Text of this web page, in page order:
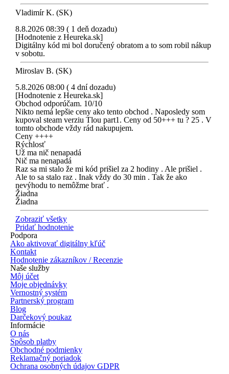
Vladimír K. (SK)
8.8.2026 08:39 ( 1 deň dozadu)
[Hodnotenie z Heureka.sk]
Digitálny kód mi bol doručený obratom a to som robil nákup
v sobotu.
Miroslav B. (SK)
5.8.2026 08:00 ( 4 dní dozadu)
[Hodnotenie z Heureka.sk]
Obchod odporúčam. 10/10
Nikto nemá lepšie ceny ako tento obchod . Naposledy som
kupoval steam verziu Tlou part1. Ceny od 50+++ tu ? 25 . V
tomto obchode vždy rád nakupujem.
Ceny ++++
Rýchlosť
Už ma nič nenapadá
Nič ma nenapadá
Raz sa mi stalo že mi kód prišiel za 2 hodiny . Ale prišiel .
Ale to sa stalo raz . Inak vždy do 30 min . Tak že ako
nevýhodu to nemôžme brať .
Žiadna
Žiadna
Zobraziť všetky
Pridať hodnotenie
Podpora
Ako aktivovať digitálny kľúč
Kontakt
Hodnotenie zákazníkov / Recenzie
Naše služby
Môj účet
Moje objednávky
Vernostný systém
Partnerský program
Blog
Darčekový poukaz
Informácie
O nás
Spôsob platby
Obchodné podmienky
Reklamačný poriadok
Ochrana osobných údajov GDPR